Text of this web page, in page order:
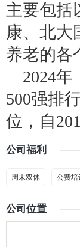
主要包括
康、北大
养老的各
2024年
500强排
位，自
公司福利
周末双休 公费培
公司位置